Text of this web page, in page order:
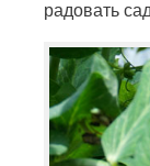
радовать